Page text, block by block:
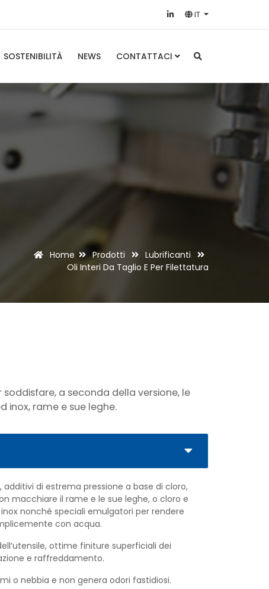
IT
SOSTENIBILITÀ NEWS CONTATTACI
Home Prodotti
Lubrificanti
Oli Interi Da Taglio E Per Filettatura
a seconda della versione, le
inox, rame e sue leghe.
di estrema pressione a base di cloro,
macchiare il rame e le sue leghe, o cloro e
nonché speciali emulgatori per rendere
con acqua.
ottime finiture superficiali dei
e raffreddamento.
o nebbia e non genera odori fastidiosi.